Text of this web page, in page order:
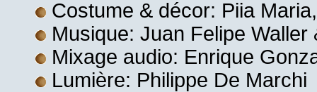
Costume & décor: Piia Maria,
Musique: Juan Felipe Waller
Mixage audio: Enrique
Lumière: Philippe De Marchi